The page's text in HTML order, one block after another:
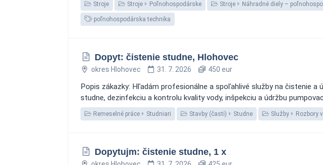
Stroje Stroje Poľnohospodárske Stroje Náhradné diely –
poľnohospodárska technika
Dopyt: čistenie studne, Hlohovec
okres Hlohovec 31. 7. 2026 450 eur
Popis zákazky: Hľadám profesionálne a spoľahlivé služby na čistenie
studne, dezinfekciu a kontrolu kvality vody, inšpekciu a údržbu
Remeselné práce Studniari Stavby (časti) Studne Služby Rozbory
Dopytujm: čistenie studne, 1 x